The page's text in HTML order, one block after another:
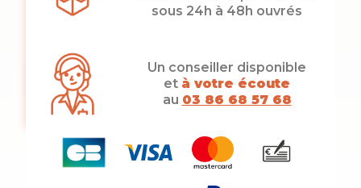
sous 24h à 48h ouvrés
Un conseiller disponible
et à votre écoute
au 03 86 68 57 68